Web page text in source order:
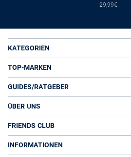
29,99€.
KATEGORIEN
TOP-MARKEN
GUIDES/RATGEBER
ÜBER UNS
FRIENDS CLUB
INFORMATIONEN